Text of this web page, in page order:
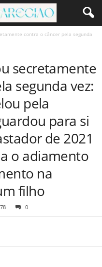
contra o câncer pela segunda
secretamente
segunda vez:
pela
para si
de 2021
o adiamento
na
filho
78 0